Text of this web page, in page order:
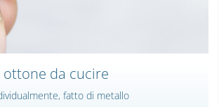
da cucire
fatto di metallo